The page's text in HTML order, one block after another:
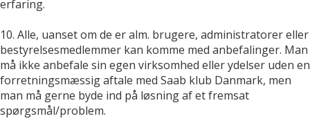
erfaring.
10. Alle, uanset om de er alm. brugere, administratorer eller
bestyrelsesmedlemmer kan komme med anbefalinger. Man
må ikke anbefale sin egen virksomhed eller ydelser uden en
forretningsmæssig aftale med Saab klub Danmark, men
man må gerne byde ind på løsning af et fremsat
spørgsmål/problem.